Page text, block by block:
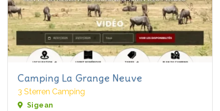
Camping La Grange Neuve
3 Sterren Camping
Sigean